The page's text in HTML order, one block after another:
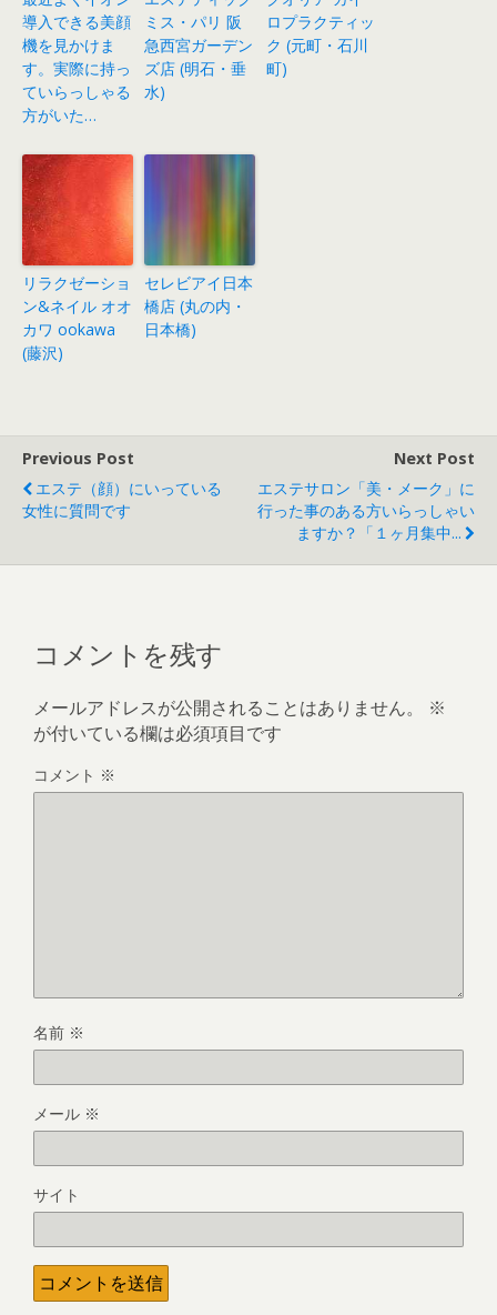
導入できる美顔
機を見かけま
す。実際に持っ
ていらっしゃる
方がいた…
ミス・パリ 阪
急西宮ガーデン
ズ店 (明石・垂
水)
ロプラクティッ
ク (元町・石川
町)
リラクゼーショ
ン&ネイル オオ
カワ ookawa
(藤沢)
セレビアイ日本
橋店 (丸の内・
日本橋)
Previous Post
エステ（顔）にいっている
女性に質問です
Next Post
エステサロン「美・メーク」に
行った事のある方いらっしゃい
ますか？「１ヶ月集中...
コメントを残す
メールアドレスが公開されることはありません。
※
が付いている欄は必須項目です
コメント ※
名前 ※
メール ※
サイト